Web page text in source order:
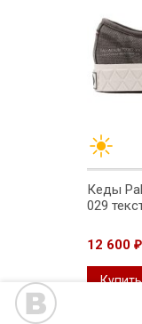
Кеды
029
12 600 ₽